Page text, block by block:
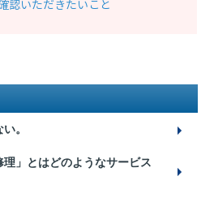
認いただきたいこと
。
理」とはどのようなサービス